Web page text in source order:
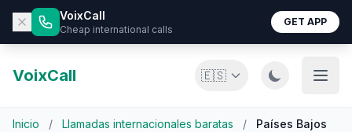
VoixCall
Cheap international calls
GET APP
VoixCall 🇪🇸
Inicio / Llamadas internacionales baratas / Países Bajos